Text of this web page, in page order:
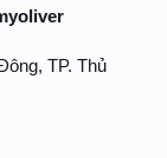
TP. Thủ